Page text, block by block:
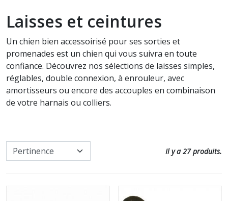
Laisses et ceintures
Un chien bien accessoirisé pour ses sorties et
promenades est un chien qui vous suivra en toute
confiance. Découvrez nos sélections de laisses simples,
réglables, double connexion, à enrouleur, avec
amortisseurs ou encore des accouples en combinaison
de votre harnais ou colliers.
Il y a 27 produits.
Défense animale
Paroles d'animaux
Autres Animaux
Livres pour enfants
Autocollants
Accessoires utiles pour les soins
Soin cheval
Tous nos produits pour
l'entretien
Soin chat
Soins à date courte ou en fin de
Nos promos
Nos promos